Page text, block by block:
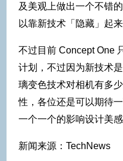
及美观上做出一个不错
以靠新技术「隐藏」起来
不过目前 Concept One
计划，不过因为新技术
璃变色技术对相机有多
性，各位还是可以期待
一个一个的影响设计美感
新闻来源：TechNews